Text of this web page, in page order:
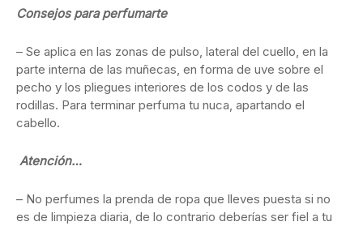
Consejos para perfumarte
– Se aplica en las zonas de pulso, lateral del cuello, en la
parte interna de las muñecas, en forma de uve sobre el
pecho y los pliegues interiores de los codos y de las
rodillas. Para terminar perfuma tu nuca, apartando el
cabello.
Atención…
– No perfumes la prenda de ropa que lleves puesta si no
es de limpieza diaria, de lo contrario deberías ser fiel a tu